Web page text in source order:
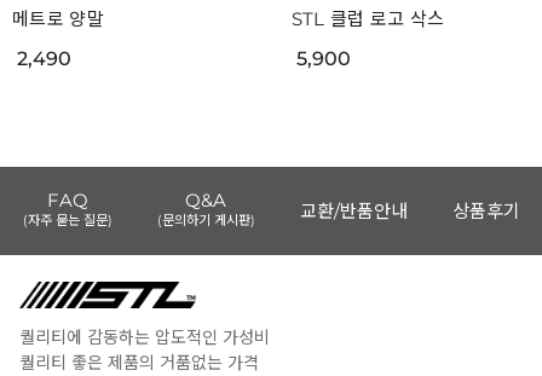
메트로 양말
2,490
STL 클럽 로고 삭스
5,900
FAQ
(자주 묻는 질문)
Q&A
(문의하기 게시판) 교환/반품안내 상품후기
퀄리티에 감동하는 압도적인 가성비
퀄리티 좋은 제품의 거품없는 가격